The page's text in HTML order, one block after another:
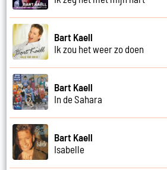
Bart Kaell
Ik zou het weer zo doen
Bart Kaell
In de Sahara
Bart Kaell
Isabelle